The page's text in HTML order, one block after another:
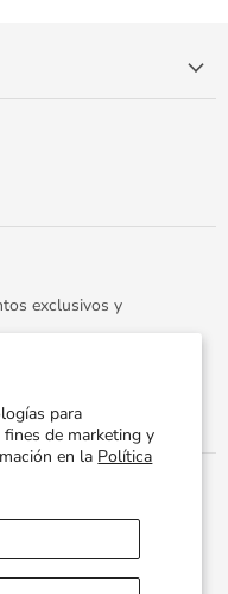
para
fines de marketing y
en la Política
exclusivos y
Frecuentes
de reembolso